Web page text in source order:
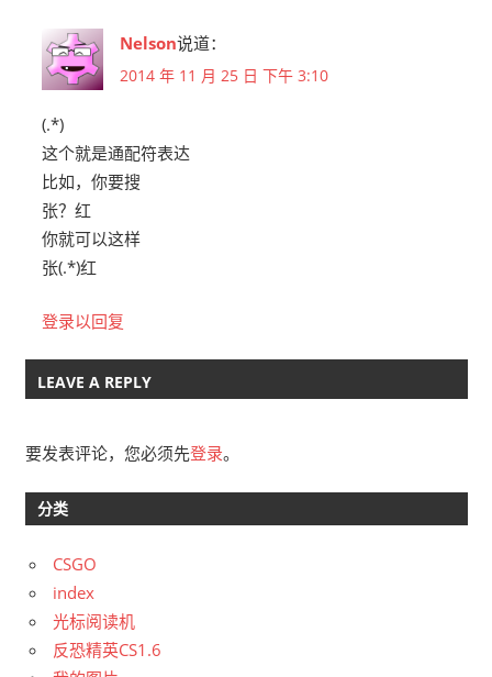
Nelson说道：
2014 年 11 月 25 日 下午 3:10
(.*)
这个就是通配符表达
比如，你要搜
张？红
你就可以这样
张(.*)红
登录以回复
LEAVE A REPLY
要发表评论，您必须先登录。
分类
CSGO
index
光标阅读机
反恐精英CS1.6